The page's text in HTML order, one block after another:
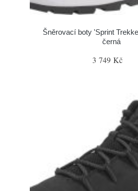
Šněrovací boty 'Sprint
černá
3 749 Kč